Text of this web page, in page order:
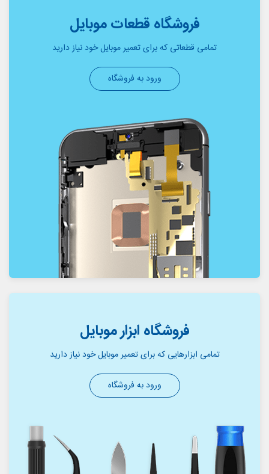
فروشگاه قطعات موبایل
تمامی قطعاتی که برای تعمیر موبایل خود نیاز دارید
ورود به فروشگاه
فروشگاه ابزار موبایل
تمامی ابزارهایی که برای تعمیر موبایل خود نیاز دارید
ورود به فروشگاه